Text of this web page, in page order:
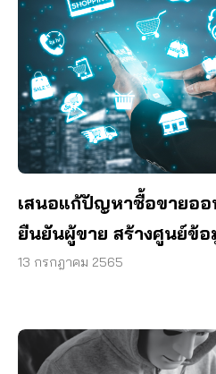
เสนอแก้ปัญหาซื้อขายอ
ยืนยันผู้ขาย สร้างศูนย์ข้
13 กรกฎาคม 2565